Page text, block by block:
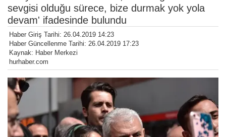
sevgisi olduğu sürece, bize durmak yok yola
devam' ifadesinde bulundu
Haber Giriş Tarihi: 26.04.2019 14:23
Haber Güncellenme Tarihi: 26.04.2019 17:23
Kaynak: Haber Merkezi
hurhaber.com